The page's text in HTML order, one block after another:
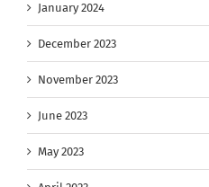
January 2024
December 2023
November 2023
June 2023
May 2023